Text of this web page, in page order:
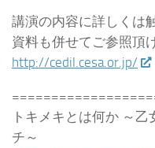
講演の内容に詳しくは
資料も併せてご参照頂
http://cedil.cesa.or.jp/
トキメキとは何か ～
チ～